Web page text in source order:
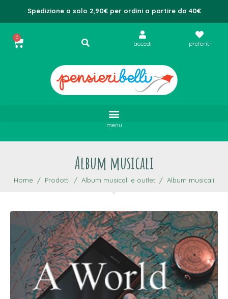
Spedizione a solo 2,90€ per ordini a partire da 40€
0
accedi preferiti
menu
Album musicali
Home Prodotti Album musicali e outlet Album musicali